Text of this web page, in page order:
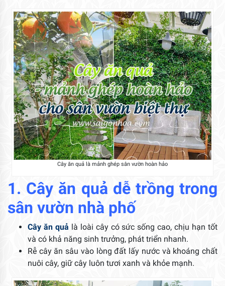
Cây ăn quả là mảnh ghép sân vườn hoàn hảo
1. Cây ăn quả dễ trồng trong
sân vườn nhà phố
Cây ăn quả là loài cây có sức sống cao, chịu hạn tốt
và có khả năng sinh trưởng, phát triển nhanh.
Rễ cây ăn sâu vào lòng đất lấy nước và khoáng chất
nuôi cây, giữ cây luôn tươi xanh và khỏe mạnh.